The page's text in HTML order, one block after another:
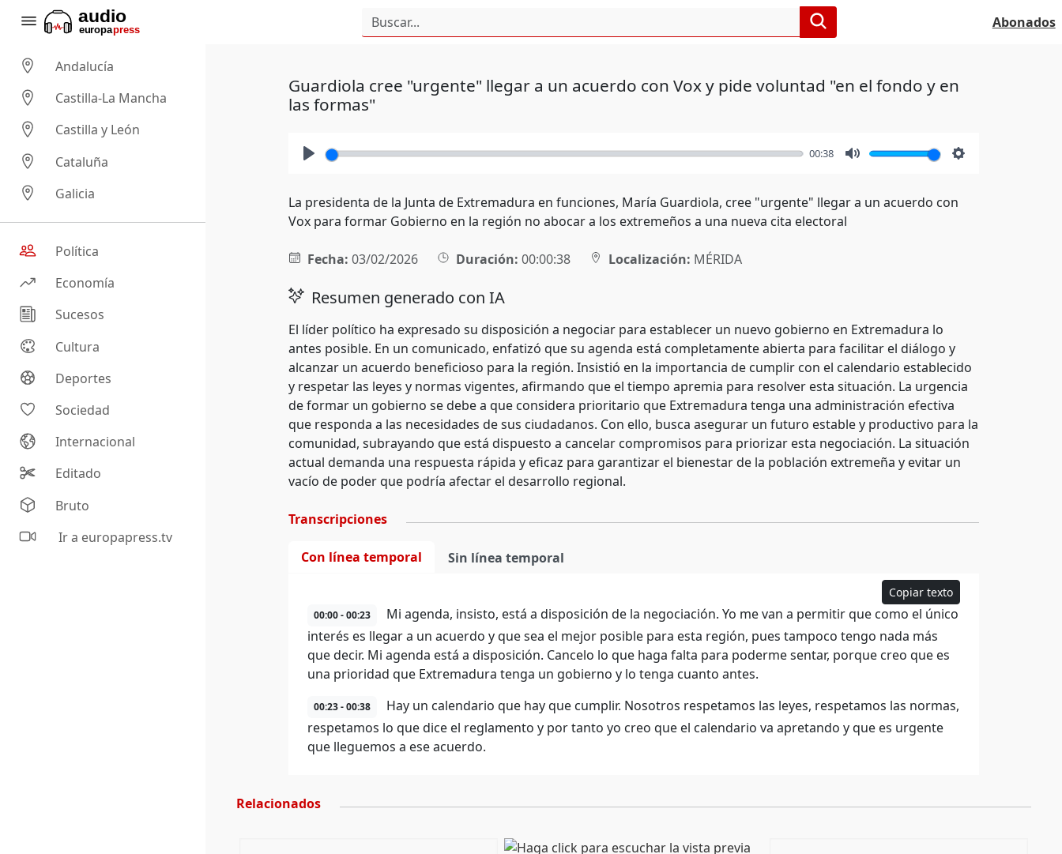
Abonados
Andalucía
Castilla-La Mancha
Castilla y León
Cataluña
Galicia
Política
Economía
Sucesos
Cultura
Deportes
Sociedad
Internacional
Editado
Bruto
Ir a europapress.tv
Guardiola cree "urgente" llegar a un acuerdo con Vox y pide voluntad "en el fondo y en
las formas"
00:38
La presidenta de la Junta de Extremadura en funciones, María Guardiola, cree "urgente" llegar a un acuerdo con
Vox para formar Gobierno en la región no abocar a los extremeños a una nueva cita electoral
Fecha: 03/02/2026 Duración: 00:00:38 Localización: MÉRIDA
Resumen generado con IA
El líder político ha expresado su disposición a negociar para establecer un nuevo gobierno en Extremadura lo
antes posible. En un comunicado, enfatizó que su agenda está completamente abierta para facilitar el diálogo y
alcanzar un acuerdo beneficioso para la región. Insistió en la importancia de cumplir con el calendario establecido
y respetar las leyes y normas vigentes, afirmando que el tiempo apremia para resolver esta situación. La urgencia
de formar un gobierno se debe a que considera prioritario que Extremadura tenga una administración efectiva
que responda a las necesidades de sus ciudadanos. Con ello, busca asegurar un futuro estable y productivo para la
comunidad, subrayando que está dispuesto a cancelar compromisos para priorizar esta negociación. La situación
actual demanda una respuesta rápida y eficaz para garantizar el bienestar de la población extremeña y evitar un
vacío de poder que podría afectar el desarrollo regional.
Transcripciones
Con línea temporal Sin línea temporal
Copiar texto
00:00 - 00:23
Mi agenda, insisto, está a disposición de la negociación. Yo me van a permitir que como el único
interés es llegar a un acuerdo y que sea el mejor posible para esta región, pues tampoco tengo nada más
que decir. Mi agenda está a disposición. Cancelo lo que haga falta para poderme sentar, porque creo que es
una prioridad que Extremadura tenga un gobierno y lo tenga cuanto antes.
00:23 - 00:38
Hay un calendario que hay que cumplir. Nosotros respetamos las leyes, respetamos las normas,
respetamos lo que dice el reglamento y por tanto yo creo que el calendario va apretando y que es urgente
que lleguemos a ese acuerdo.
Relacionados